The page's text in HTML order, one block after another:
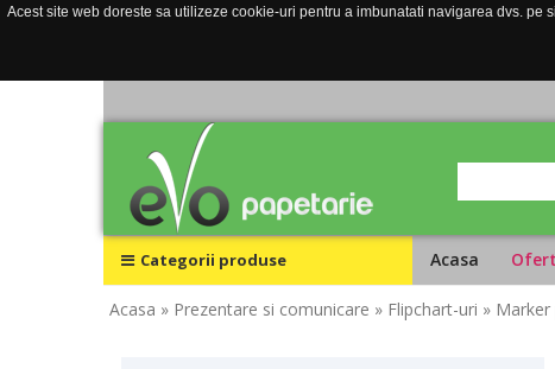
Acest site web doreste sa utilizeze cookie-uri pentru a imbunatati navigarea dvs.
Categorii produse Acasa
Acasa » Prezentare si comunicare » Flipchart-uri »